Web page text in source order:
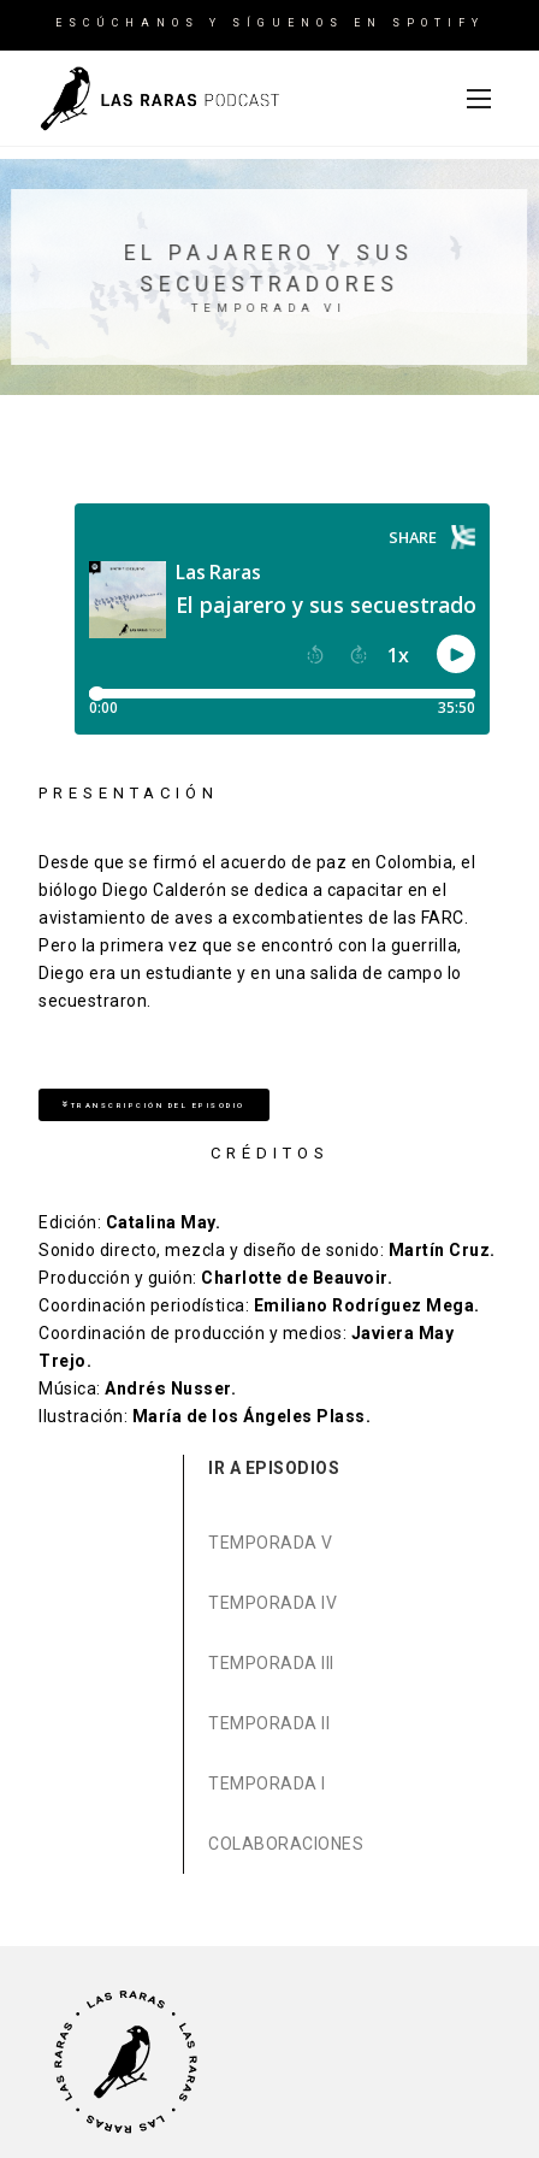
ESCÚCHANOS Y SÍGUENOS EN SPOTIFY
EL PAJARERO Y SUS
SECUESTRADORES
TEMPORADA VI
PRESENTACIÓN
Desde que se firmó el acuerdo de paz en Colombia, el
biólogo Diego Calderón se dedica a capacitar en el
avistamiento de aves a excombatientes de las FARC.
Pero la primera vez que se encontró con la guerrilla,
Diego era un estudiante y en una salida de campo lo
secuestraron.
TRANSCRIPCIÓN DEL EPISODIO
CRÉDITOS
Edición: Catalina May.
Sonido directo, mezcla y diseño de sonido: Martín Cruz.
Producción y guión: Charlotte de Beauvoir.
Coordinación periodística: Emiliano Rodríguez Mega.
Coordinación de producción y medios: Javiera May
Trejo.
Música:Andrés Nusser.
Ilustración: María de los Ángeles Plass.
IR A EPISODIOS
TEMPORADA V
TEMPORADA IV
TEMPORADA III
TEMPORADA II
TEMPORADA I
COLABORACIONES